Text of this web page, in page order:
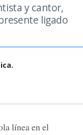
y cantor,
ligado
línea en el